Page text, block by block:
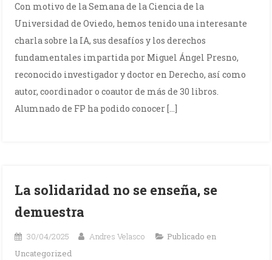
Con motivo de la Semana de la Ciencia de la
Universidad de Oviedo, hemos tenido una interesante
charla sobre la IA, sus desafíos y los derechos
fundamentales impartida por Miguel Ángel Presno,
reconocido investigador y doctor en Derecho, así como
autor, coordinador o coautor de más de 30 libros.
Alumnado de FP ha podido conocer […]
La solidaridad no se enseña, se
demuestra
30/04/2025 Andres Velasco
Publicado en
Uncategorized